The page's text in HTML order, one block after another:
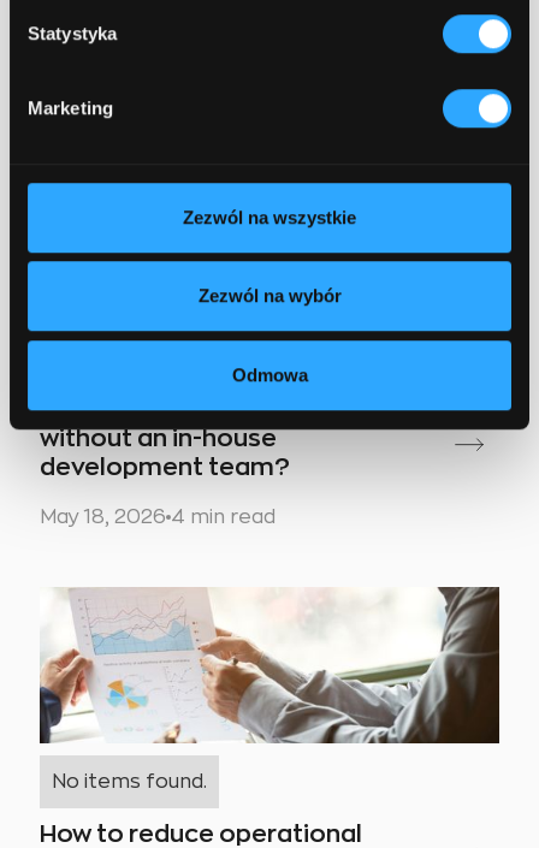
Statystyka
Marketing
Zezwól na wszystkie
Zezwól na wybór
Odmowa
system implementation cost?
How to manage an IT project
without an in-house
development team?
May 18, 2026 4 min read
No items found.
How to reduce operational